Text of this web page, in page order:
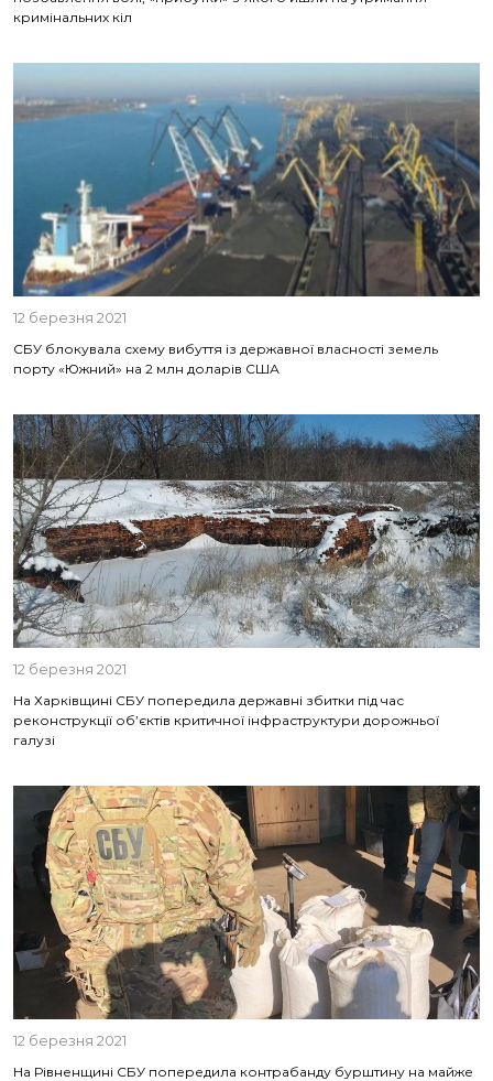
кримінальних кіл
12 березня 2021
СБУ блокувала схему вибуття із державної власності земель
порту «Южний» на 2 млн доларів США
12 березня 2021
На Харківщині СБУ попередила державні збитки під час
реконструкції об’єктів критичної інфраструктури дорожньої
галузі
12 березня 2021
На Рівненщині СБУ попередила контрабанду бурштину на майже